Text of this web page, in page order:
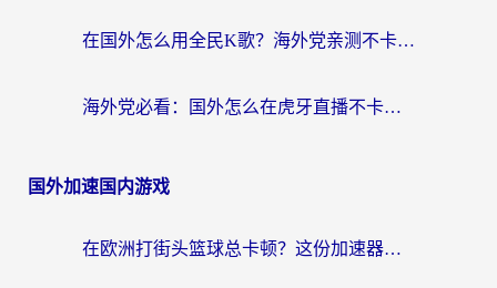
在国外怎么用全民K歌？海外党亲测不卡顿的回国加速秘籍
海外党必看：国外怎么在虎牙直播不卡顿？附腾讯视频网易云音乐解决方案
国外加速国内游戏
在欧洲打街头篮球总卡顿？这份加速器选择指南帮你解决延迟难题